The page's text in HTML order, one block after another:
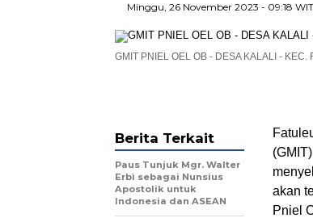
Minggu, 26 November 2023 - 09:18
GMIT PNIEL OEL OB - DESA KALALI - KEC.
akan
Pniel
Berita Terkait
Paus Tunjuk Mgr. Walter
Erbì sebagai Nunsius
Apostolik untuk
Indonesia dan ASEAN